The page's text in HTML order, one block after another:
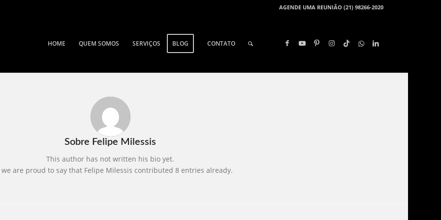
AGENDE UMA REUNIÃO (21) 98266-2020
HOME QUEM SOMOS SERVIÇOS BLOG CONTATO
Sobre Felipe Milessis
This author has not written his bio yet.
are proud to say that Felipe Milessis contributed 8 entries already.